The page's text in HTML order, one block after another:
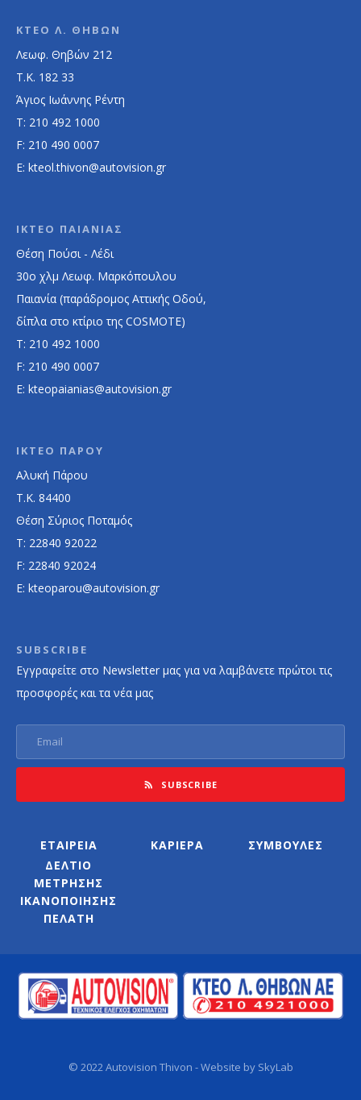
ΚΤΕΟ Λ. ΘΗΒΩΝ
Λεωφ. Θηβών 212
Τ.Κ. 182 33
Άγιος Ιωάννης Ρέντη
Τ: 210 492 1000
F: 210 490 0007
E: kteol.thivon@autovision.gr
ΙΚΤΕΟ ΠΑΙΑΝΙΑΣ
Θέση Πούσι - Λέδι
30ο χλμ Λεωφ. Μαρκόπουλου
Παιανία (παράδρομος Αττικής Οδού,
δίπλα στο κτίριο της COSMOTE)
Τ: 210 492 1000
F: 210 490 0007
E: kteopaianias@autovision.gr
ΙΚΤΕΟ ΠΑΡΟΥ
Αλυκή Πάρου
Τ.Κ. 84400
Θέση Σύριος Ποταμός
Τ: 22840 92022
F: 22840 92024
E: kteoparou@autovision.gr
SUBSCRIBE
Εγγραφείτε στο Newsletter μας για να λαμβάνετε πρώτοι τις
προσφορές και τα νέα μας
SUBSCRIBE
ΕΤΑΙΡΕΙΑ ΚΑΡΙΕΡΑ
ΣΥΜΒΟΥΛΕΣ
ΔΕΛΤΙΟ
ΜΕΤΡΗΣΗΣ
ΙΚΑΝΟΠΟΙΗΣΗΣ
ΠΕΛΑΤΗ
© 2022 Autovision Thivon - Website by SkyLab